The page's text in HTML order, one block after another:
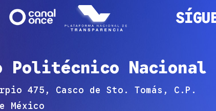
Nacional
475, Casco de Sto. Tomás, C.P.
México